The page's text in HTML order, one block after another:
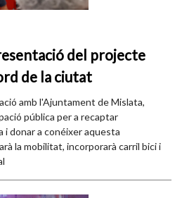
del projecte
de la ciutat
amb l'Ajuntament de Mislata,
pública per a recaptar
i donar a conéixer aquesta
la mobilitat, incorporarà carril bici i